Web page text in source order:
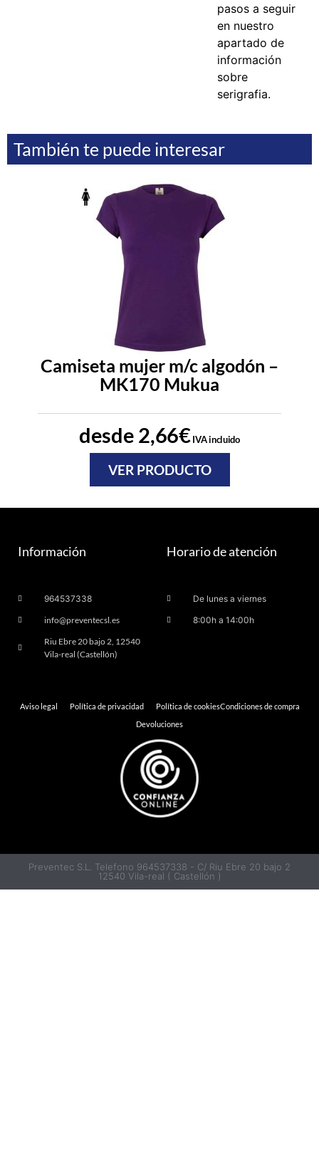
pasos a seguir
en nuestro
apartado de
información
sobre
serigrafia.
También te puede interesar
Camiseta mujer m/c algodón –
MK170 Mukua
desde 2,66€IVA incluido
VER PRODUCTO
Información
964537338
info@preventecsl.es
Riu Ebre 20 bajo 2, 12540
Vila-real (Castellón)
Horario de atención
De lunes a viernes
8:00h a 14:00h
Aviso legal Política de privacidad Política de cookiesCondiciones de compra
Devoluciones
Preventec S.L. Telefono 964537338 - C/ Riu Ebre 20 bajo 2
12540 Vila-real ( Castellón )